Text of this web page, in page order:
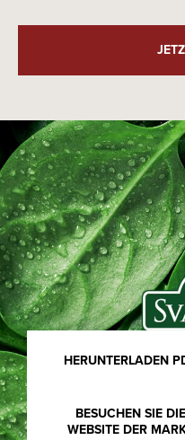
HERUNTERLADEN
BESUCHEN SIE DIE
WEBSITE DER